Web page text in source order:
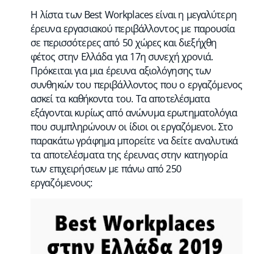
Η λίστα των Best Workplaces είναι η μεγαλύτερη
έρευνα εργασιακού περιβάλλοντος με παρουσία
σε περισσότερες από 50 χώρες και διεξήχθη
φέτος στην Ελλάδα για 17η συνεχή χρονιά.
Πρόκειται για μια έρευνα αξιολόγησης των
συνθηκών του περιβάλλοντος που ο εργαζόμενος
ασκεί τα καθήκοντα του. Τα αποτελέσματα
εξάγονται κυρίως από ανώνυμα ερωτηματολόγια
που συμπληρώνουν οι ίδιοι οι εργαζόμενοι. Στο
παρακάτω γράφημα μπορείτε να δείτε αναλυτικά
τα αποτελέσματα της έρευνας στην κατηγορία
των επιχειρήσεων με πάνω από 250
εργαζόμενους: